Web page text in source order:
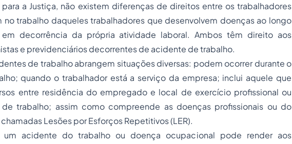
a Justiça, não existem diferenças de direitos entre os trabalhadores
no trabalho daqueles trabalhadores que desenvolvem doenças ao longo
decorrência da própria atividade laboral. Ambos têm direito aos
e previdenciários decorrentes de acidente de trabalho.
de trabalho abrangem situações diversas: podem ocorrer durante o
quando o trabalhador está a serviço da empresa; inclui aquele que
entre residência do empregado e local de exercício profissional ou
trabalho; assim como compreende as doenças profissionais ou do
Lesões por Esforços Repetitivos (LER).
acidente do trabalho ou doença ocupacional pode render aos